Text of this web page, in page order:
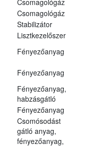
Csomagológáz
Stabilizátor
Lisztkezelőszer
Fényezőanyag
Fényezőanyag
Fényezőanyag,
habzásgátló
Fényezőanyag
Csomósodást
gátló anyag,
fényezőanyag,